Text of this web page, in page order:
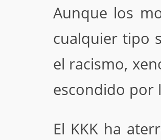
Aunque los
cualquier tipo
el racismo,
escondido por
El KKK ha